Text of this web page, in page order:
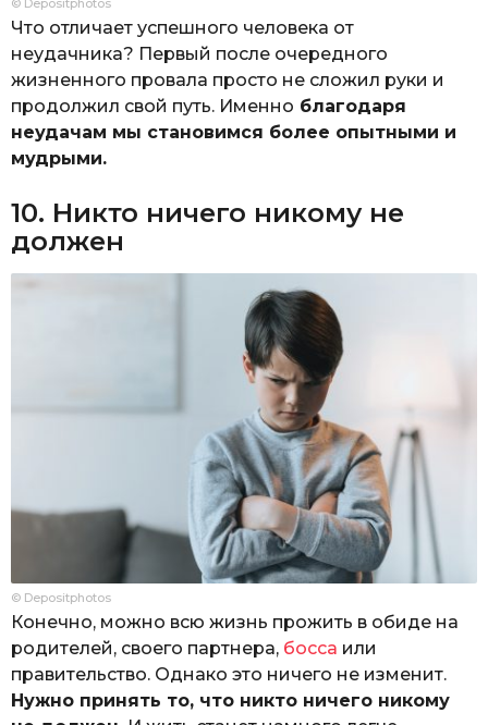
© Depositphotos
Что отличает успешного человека от
неудачника? Первый после очередного
жизненного провала просто не сложил руки и
продолжил свой путь. Именно благодаря
неудачам мы становимся более опытными и
мудрыми.
10. Никто ничего никому не
должен
© Depositphotos
Конечно, можно всю жизнь прожить в обиде на
родителей, своего партнера, босса или
правительство. Однако это ничего не изменит.
Нужно принять то, что никто ничего никому